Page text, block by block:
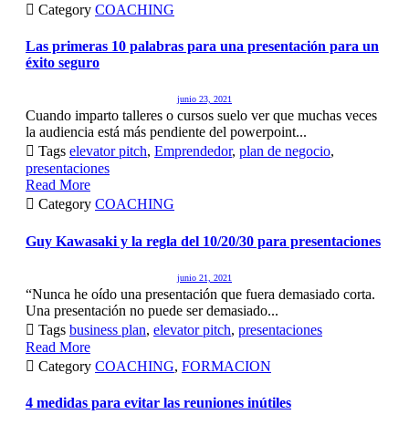
 Category COACHING
Las primeras 10 palabras para una presentación para un
éxito seguro
junio 23, 2021
Cuando imparto talleres o cursos suelo ver que muchas veces
la audiencia está más pendiente del powerpoint...
 Tags elevator pitch, Emprendedor, plan de negocio,
presentaciones
Read More
 Category COACHING
Guy Kawasaki y la regla del 10/20/30 para presentaciones
junio 21, 2021
“Nunca he oído una presentación que fuera demasiado corta.
Una presentación no puede ser demasiado...
 Tags business plan, elevator pitch, presentaciones
Read More
 Category COACHING, FORMACION
4 medidas para evitar las reuniones inútiles